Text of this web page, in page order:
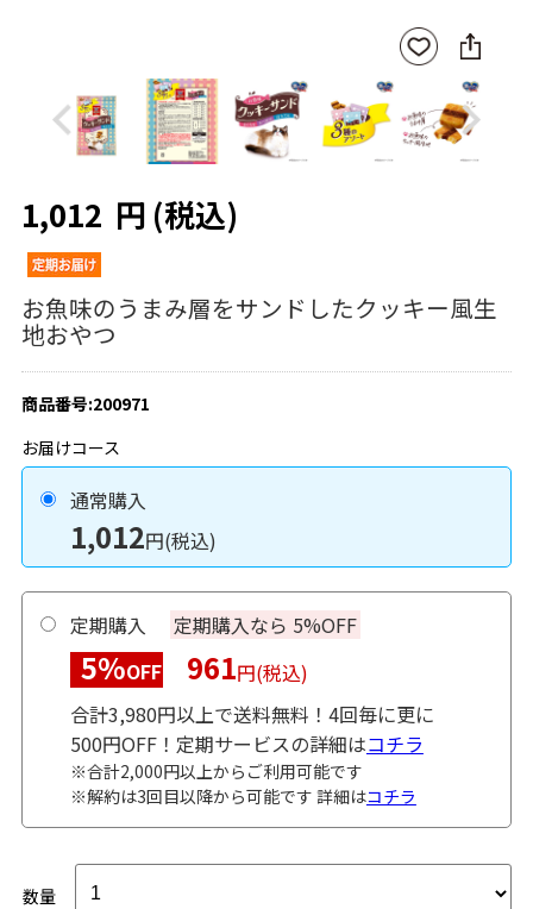
お気
に入
SNS
に
ェ
ア
Previous Next
1,012 円 (税込)
お魚味のうまみ層をサンドしたクッキー風生
地おやつ
商品番号:200971
お届けコース
通常購入
1,012円(税込)
定期購入 定期購入なら 5%OFF
5%OFF 961円(税込)
合計3,980円以上で送料無料！4回毎に更に
500円OFF！定期サービスの詳細はコチラ
※合計2,000円以上からご利用可能です
※解約は3回目以降から可能です 詳細はコチラ
数量